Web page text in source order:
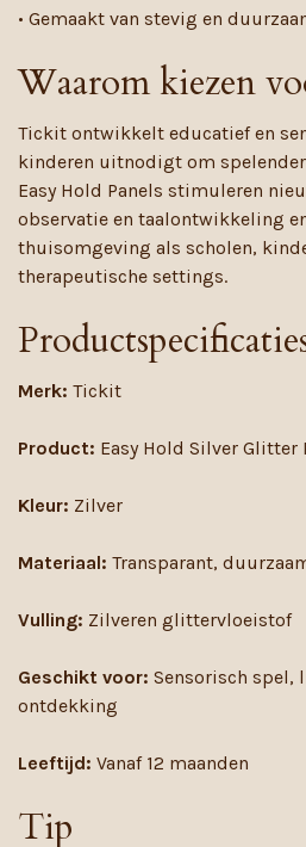
• Gemaakt van stevig en
Waarom kiezen
Tickit ontwikkelt educatief en
kinderen uitnodigt om
Easy Hold Panels stimuleren
observatie en taalontwikkeling
thuisomgeving als scholen,
therapeutische settings.
Merk: Tickit
Product: Easy Hold Silver Glitter
Kleur: Zilver
Materiaal: Transparant,
Vulling: Zilveren glittervloeistof
Geschikt voor: Sensorisch spel,
ontdekking
Leeftijd: Vanaf 12 maanden
Tip